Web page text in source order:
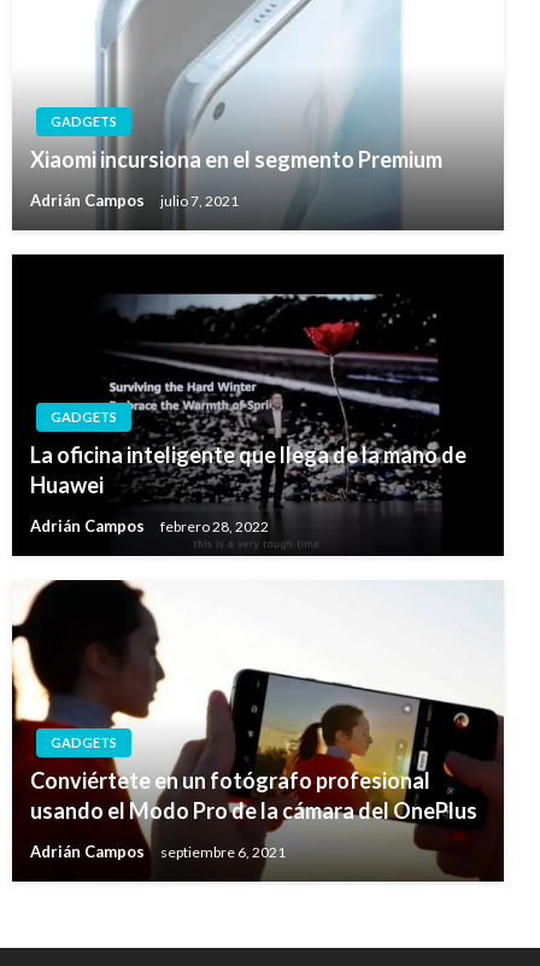
GADGETS
Xiaomi incursiona en el segmento Premium
Adrián Campos julio 7, 2021
GADGETS
La oficina inteligente que llega de la mano de
Huawei
Adrián Campos febrero 28, 2022
GADGETS
Conviértete en un fotógrafo profesional
usando el Modo Pro de la cámara del OnePlus
Adrián Campos septiembre 6, 2021